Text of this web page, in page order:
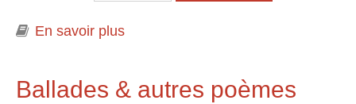
En savoir plus
Ballades & autres poèmes